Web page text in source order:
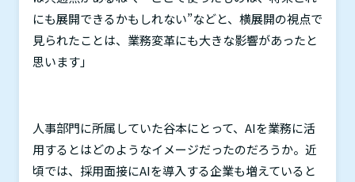
にも展開できるかもしれない”などと、横展開の視点で
見られたことは、業務変革にも大きな影響があったと
思います」
人事部門に所属していた谷本にとって、 AIを業務に活
用するとはどのようなイメージだったのだろうか。近
頃では、採用面接にAIを導入する企業も増えていると